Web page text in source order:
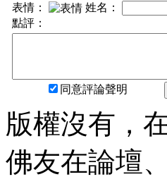
表情： 姓名：
點評：
同意評論聲明
版權沒有，
佛友在論壇